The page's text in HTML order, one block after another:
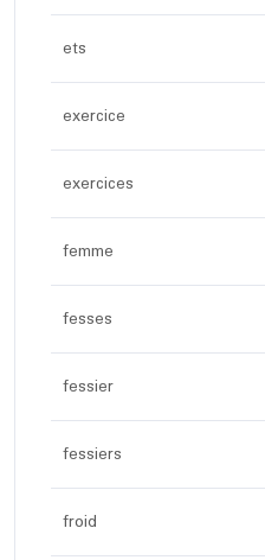
ets
exercice
exercices
femme
fesses
fessier
fessiers
froid